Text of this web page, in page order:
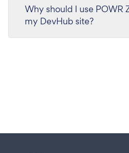
Why should I use POWR
my DevHub site?